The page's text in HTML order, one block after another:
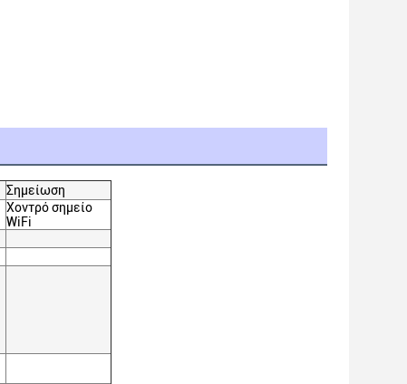
Σημείωση
Χοντρό σημείο
WiFi